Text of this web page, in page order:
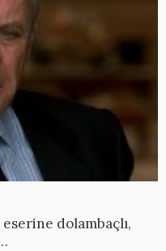
dolambaçlı,